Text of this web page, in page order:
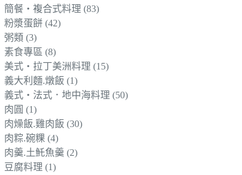
簡餐‧複合式料理 (83)
粉漿蛋餅 (42)
粥類 (3)
素食專區 (8)
美式‧拉丁美洲料理 (15)
義大利麵.燉飯 (1)
義式‧法式．地中海料理 (50)
肉圓 (1)
肉燥飯.雞肉飯 (30)
肉粽.碗粿 (4)
肉羹.土魠魚羹 (2)
豆腐料理 (1)